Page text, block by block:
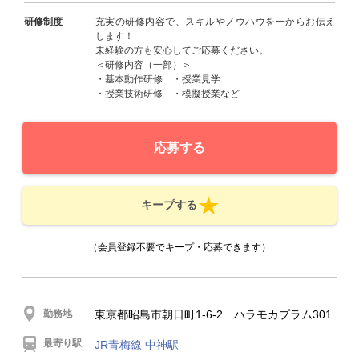
研修制度
充実の研修内容で、スキルやノウハウを一からお伝え
します！
未経験の方も安心してご応募ください。
＜研修内容（一部）＞
・基本動作研修 ・授業見学
・授業技術研修 ・模擬授業など
応募する
キープする
（会員登録不要でキープ・応募できます）
勤務地 東京都昭島市朝日町1-6-2 ハラモカプラム301
最寄り駅 JR青梅線 中神駅